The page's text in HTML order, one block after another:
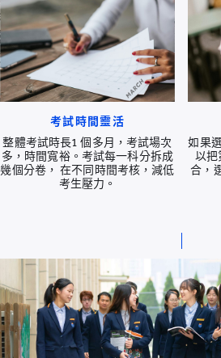
考試時間靈活
整體考試時長1 個多月，考試場次
多，時間寬裕。考試每一科分拆成
幾個分卷， 在不同時間考核，減低
考生壓力。
如果
以把
合，